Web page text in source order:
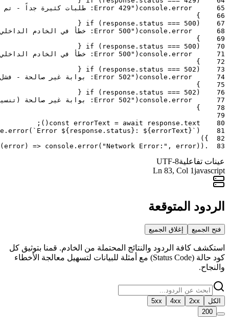
65
console . error
( "Error 429: طلبات كثيرة جداً - تم تجاوز حد المعدل"
66
}
67
if ( response . status === 500 )
{
68
console . error
( "Error 500: خطأ في الخادم الداخلي - فشل غير متوقع"
69
}
70
if ( response . status === 500 )
{
71
console . error
( "Error 500: خطأ في الخادم الداخلي (HTML)"
72
}
73
if ( response . status === 502 )
{
74
console . error
( "Error 502: بوابة غير صالحة - فشل الاتصال بالخادم الرئيسي"
75
}
76
if ( response . status === 502 )
{
77
console . error
( "Error 502: بوابة غير صالحة (تنسيق XML)"
78
}
79
80
const errorText = await response . text
(
)
;
81
. error( `Error ${response.status}: ${errorText}` )
82
}
)
83
.
(error) => console . error( "Network Error:" , error) )
عينات تفاعليةUTF-8
Ln 83, Col 1javascript
الردود المتوقعة
فتح الجميع إغلاق الجميع
استكشف كافة الردود والنتائج المحتملة من الخادم. قمنا بتوثيق كل
كود حالة (Status Code) مع أمثلة للبيانات لتسهيل معالجة الأخطاء
والنجاح.
الكل 2xx
4xx
5xx
200